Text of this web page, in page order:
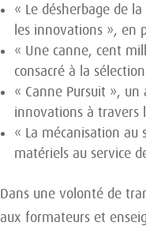
« Le désherbage de
les innovations », en
« Une canne, cent
consacré à la
« Canne Pursuit »,
innovations à travers
« La mécanisation
matériels au service
Dans une volonté de
aux formateurs et